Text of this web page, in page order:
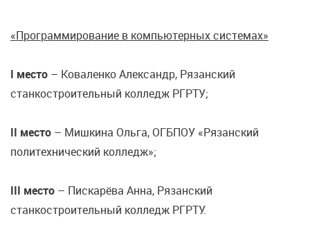
«Программирование в компьютерных системах»
I место – Коваленко Александр, Рязанский
станкостроительный колледж РГРТУ;
II место – Мишкина Ольга, ОГБПОУ «Рязанский
политехнический колледж»;
III место – Пискарёва Анна, Рязанский
станкостроительный колледж РГРТУ.